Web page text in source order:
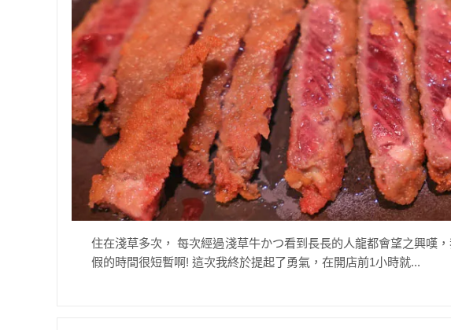
住在淺草多次， 每次經過淺草牛かつ看到長長的人龍都會望之興嘆
假的時間很短暫啊! 這次我終於提起了勇氣，在開店前1小時就...